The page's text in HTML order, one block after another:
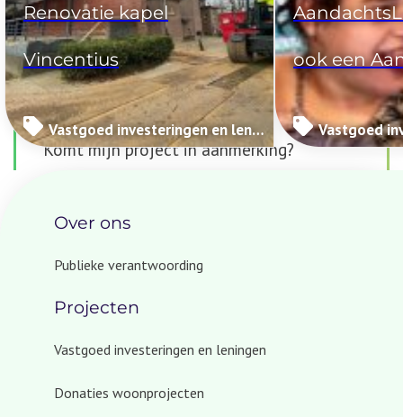
Ga direct naar:
Dien een aanvraag in
Komt mijn project in aanmerking?
Renovatie kapel
Vincentius
Vastgoed investeringen en leningen (Impactinvesteringen)
ook een
Over ons
Publieke verantwoording
Projecten
Vastgoed investeringen en leningen
Donaties woonprojecten